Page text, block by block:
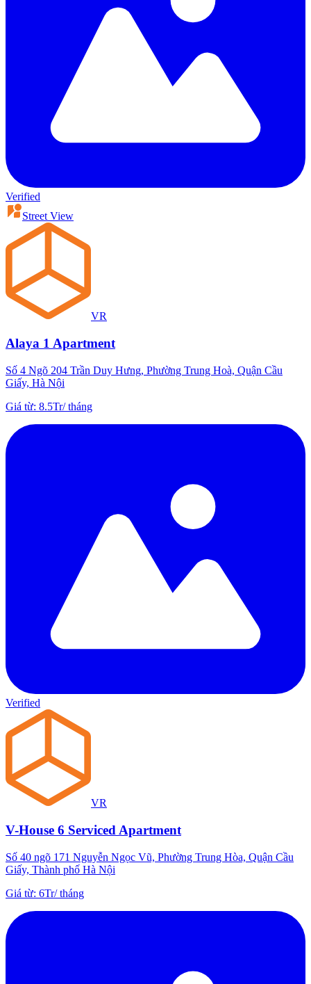
Verified
Street View
VR
Alaya 1 Apartment
Số 4 Ngõ 204 Trần Duy Hưng, Phường Trung Hoà, Quận Cầu
Giấy, Hà Nội
Giá từ: 8.5Tr/tháng
Verified
VR
V-House 6 Serviced Apartment
Số 40 ngõ 171 Nguyễn Ngọc Vũ, Phường Trung Hòa, Quận Cầu
Giấy, Thành phố Hà Nội
Giá từ: 6Tr/tháng